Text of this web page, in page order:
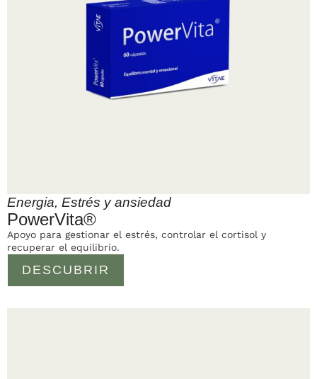
Energia, Estrés y ansiedad
PowerVita®
DESCUBRIR
Apoyo para gestionar el estrés, controlar el cortisol y
recuperar el equilibrio.